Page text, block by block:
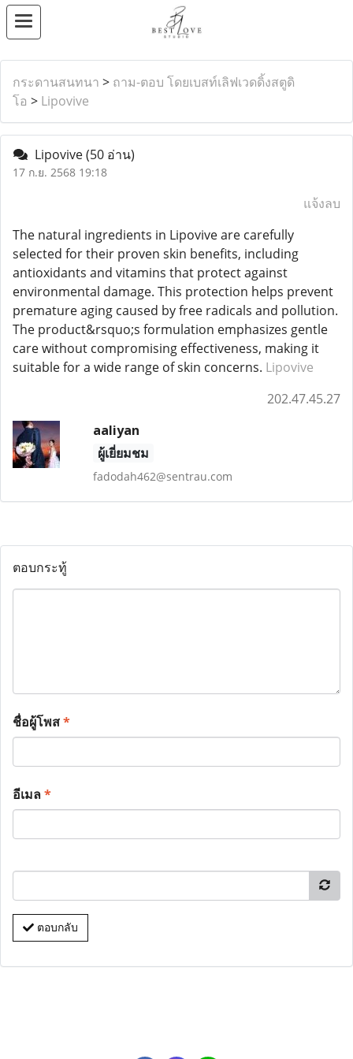
กระดานสนทนา > ถาม-ตอบ โดยเบสท์เลิฟเวดดิ้งสตูดิ
โอ > Lipovive
Lipovive(50 อ่าน)
17 ก.ย. 2568 19:18
แจ้งลบ
The natural ingredients in Lipovive are carefully
selected for their proven skin benefits, including
antioxidants and vitamins that protect against
environmental damage. This protection helps prevent
premature aging caused by free radicals and pollution.
The product&rsquo;s formulation emphasizes gentle
care without compromising effectiveness, making it
suitable for a wide range of skin concerns. Lipovive
202.47.45.27
aaliyan
ผู้เยี่ยมชม
fadodah462@sentrau.com
ตอบกระทู้
ชื่อผู้โพส*
อีเมล*
ตอบกลับ